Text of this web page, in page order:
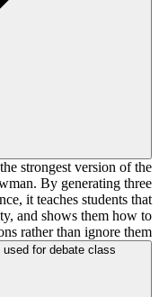
strongest version of the
By generating three
it teaches students that
and shows them how to
rather than ignore them.
used for debate class